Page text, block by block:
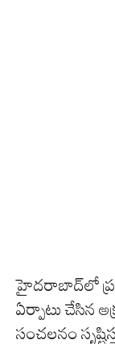
హైదరాబాద్‌‌‌‌‌‌‌‌లో
ఏర్పాటు చేసిన
సంచలనం